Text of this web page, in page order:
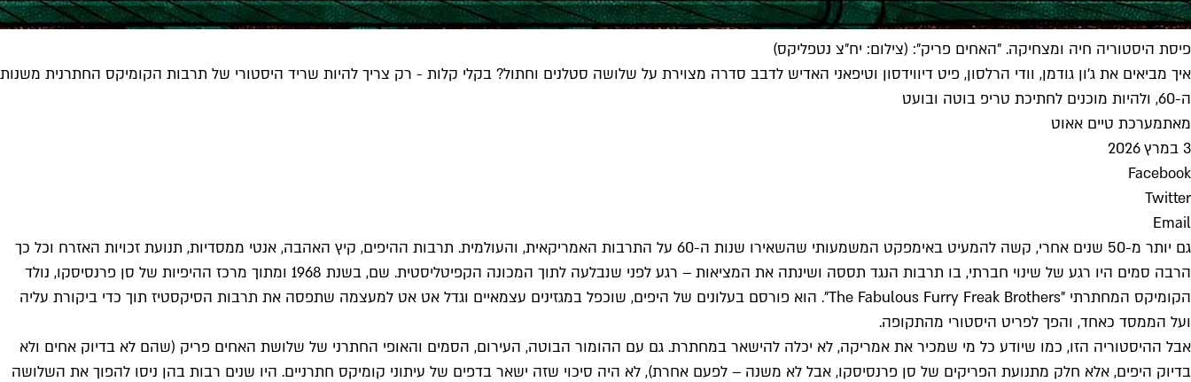
פיסת היסטוריה חיה ומצחיקה. "האחים פריק": (צילום: יח"צ נטפליקס)
איך מביאים את ג'ון גודמן, וודי הרלסון, פיט דיווידסון וטיפאני האדיש לדבב סדרה מצוירת על שלושה סטלנים וחתול? בקלי קלות - רק צריך להיות שריד היסטורי של תרבות הקומיקס החתרנית משנות
ה-60, ולהיות מוכנים לחתיכת טריפ בוטה ובועט
מאתמערכת טיים אאוט
3 במרץ 2026
Facebook
Twitter
Email
גם יותר מ-50 שנים אחרי, קשה להמעיט באימפקט המשמעותי שהשאירו שנות ה-60 על התרבות האמריקאית, והעולמית. תרבות ההיפים, קיץ האהבה, אנטי ממסדיות, תנועת זכויות האזרח וכל כך
הרבה סמים היו רגע של שינוי חברתי, בו תרבות הנגד תססה ושינתה את המציאות – רגע לפני שנבלעה לתוך המכונה הקפיטליסטית. שם, בשנת 1968 ומתוך מרכז ההיפיות של סן פרנסיסקו, נולד
הקומיקס המחתרתי "The Fabulous Furry Freak Brothers". הוא פורסם בעלונים של היפים, שוכפל במגזינים עצמאיים וגדל אט אט למעצמה שתפסה את תרבות הסיקסטיז תוך כדי ביקורת עליה
ועל הממסד כאחד, והפך לפריט היסטורי מהתקופה.
אבל ההיסטוריה הזו, כמו שיודע כל מי שמכיר את אמריקה, לא יכלה להישאר במחתרת. גם עם ההומור הבוטה, העירום, הסמים והאופי החתרני של שלושת האחים פריק (שהם לא בדיוק אחים ולא
בדיוק היפים, אלא חלק מתנועת הפריקים של סן פרנסיסקו, אבל לא משנה – לפעם אחרת), לא היה סיכוי שזה ישאר בדפים של עיתוני קומיקס חתרניים. היו שנים רבות בהן ניסו להפוך את השלושה